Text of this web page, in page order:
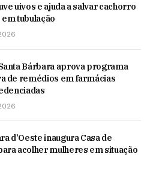
uivos e ajuda a salvar cachorro
tubulação
Bárbara aprova programa
de remédios em farmácias
d’Oeste inaugura Casa de
acolher mulheres em situação